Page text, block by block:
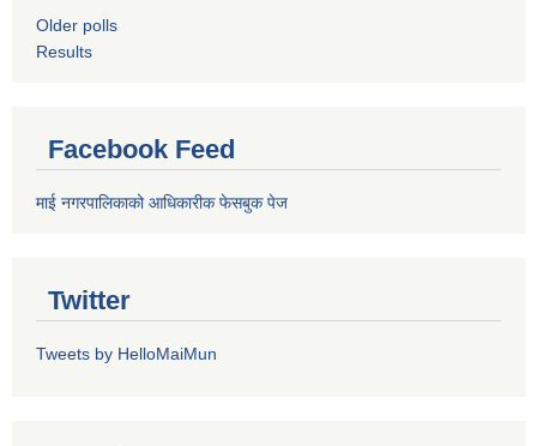
Older polls
Results
Facebook Feed
माई नगरपालिकाको आधिकारीक फेसबुक पेज
Twitter
Tweets by HelloMaiMun